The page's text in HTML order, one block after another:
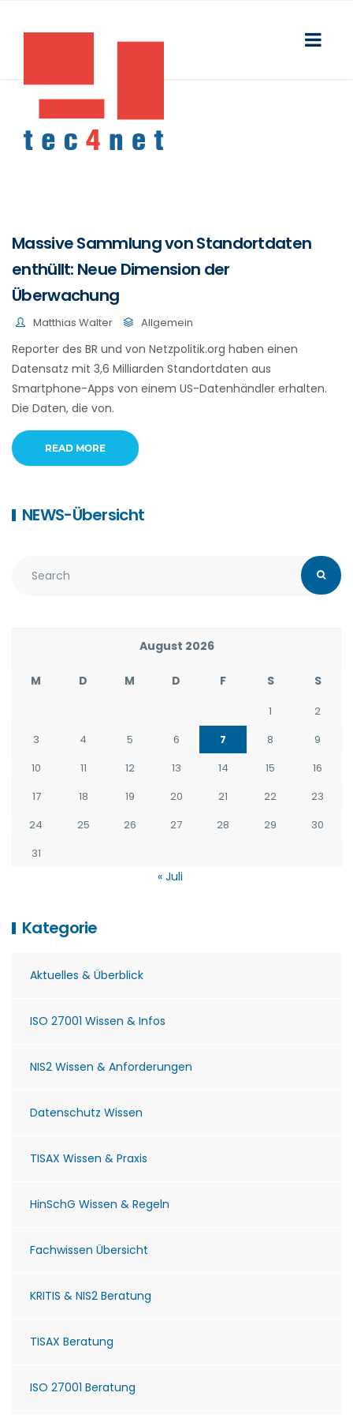
Massive Sammlung von Standortdaten
enthüllt: Neue Dimension der
Überwachung
Matthias Walter Allgemein
Reporter des BR und von Netzpolitik.org haben einen
Datensatz mit 3,6 Milliarden Standortdaten aus
Smartphone-Apps von einem US-Datenhändler erhalten.
Die Daten, die von.
READ MORE
NEWS-Übersicht
August 2026
M D M D F S S
1
2
3
4 5 6 7 8
9
10
11 12 13 14 15
16
17
18 19 20 21 22
23
24
25 26 27 28 29
30
31
« Juli
Kategorie
Aktuelles & Überblick
ISO 27001 Wissen & Infos
NIS2 Wissen & Anforderungen
Datenschutz Wissen
TISAX Wissen & Praxis
HinSchG Wissen & Regeln
Fachwissen Übersicht
KRITIS & NIS2 Beratung
TISAX Beratung
ISO 27001 Beratung